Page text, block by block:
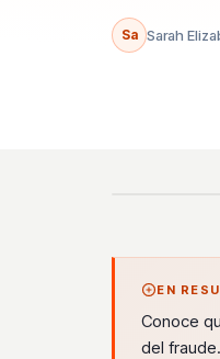
Sa Sarah
EN
Conoce
del fraude.